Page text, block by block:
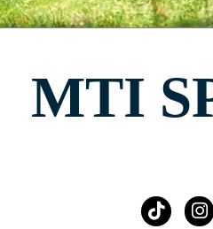
MTI